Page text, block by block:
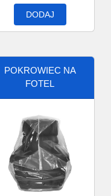
DODAJ
POKROWIEC NA
FOTEL